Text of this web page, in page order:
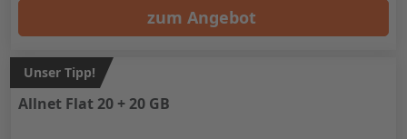
zum Angebot
Unser Tipp!
Allnet Flat 20 + 20 GB